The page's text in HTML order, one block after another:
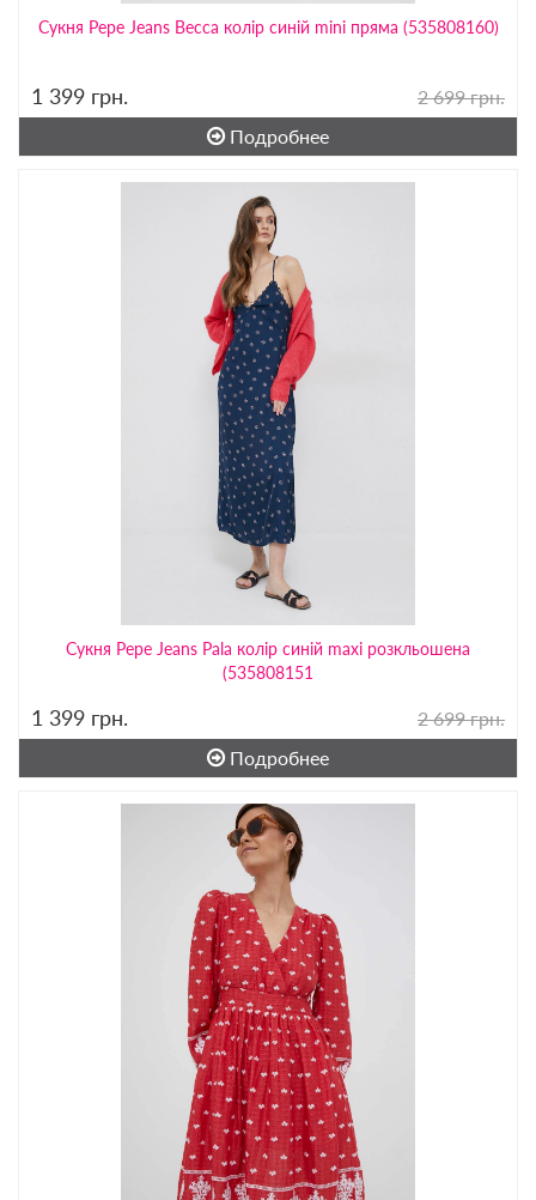
Сукня Pepe Jeans Becca колір синій mini пряма (535808160)
1 399 грн.
2 699 грн.
Подробнее
Сукня Pepe Jeans Pala колір синій maxi розкльошена
(535808151
1 399 грн.
2 699 грн.
Подробнее